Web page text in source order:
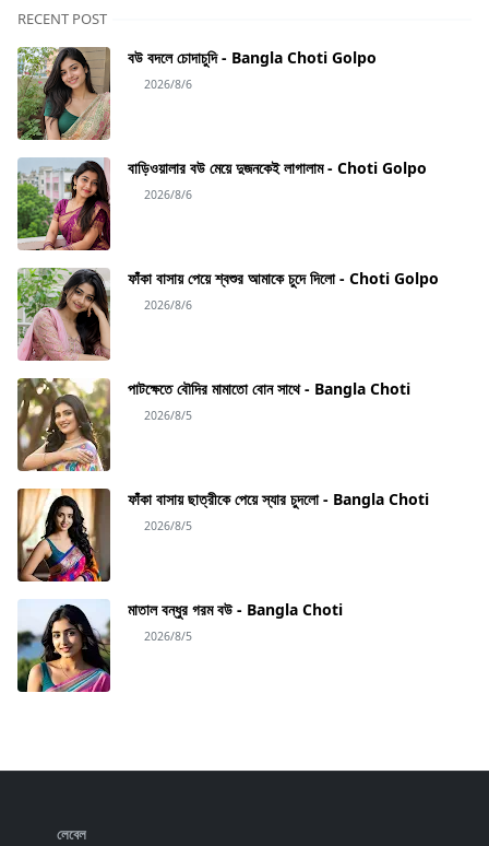
RECENT POST
বউ বদলে চোদাচুদি - Bangla Choti Golpo
2026/8/6
বাড়িওয়ালার বউ মেয়ে দুজনকেই লাগালাম - Choti Golpo
2026/8/6
ফাঁকা বাসায় পেয়ে শ্বশুর আমাকে চুদে দিলো - Choti Golpo
2026/8/6
পাটক্ষেতে বৌদির মামাতো বোন সাথে - Bangla Choti
2026/8/5
ফাঁকা বাসায় ছাত্রীকে পেয়ে স্যার চুদলো - Bangla Choti
2026/8/5
মাতাল বন্ধুর গরম বউ - Bangla Choti
2026/8/5
লেবেল